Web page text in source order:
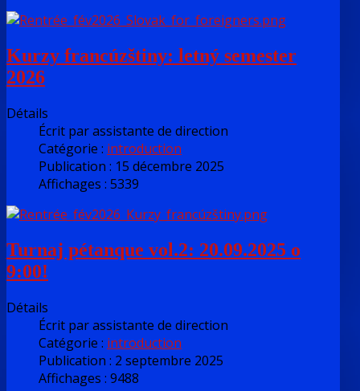
Kurzy francúzštiny: letný semester
2026
Détails
Écrit parassistante de direction
Catégorie : introduction
Publication : 15 décembre 2025
Affichages : 5339
Turnaj pétanque vol.2: 20.09.2025 o
9:00!
Détails
Écrit parassistante de direction
Catégorie : introduction
Publication : 2 septembre 2025
Affichages : 9488